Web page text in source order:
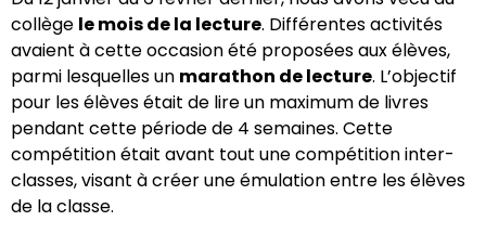
collège le mois de la lecture. Différentes activités
avaient à cette occasion été proposées aux élèves,
parmi lesquelles un marathon de lecture. L’objectif
pour les élèves était de lire un maximum de livres
pendant cette période de 4 semaines. Cette
compétition était avant tout une compétition inter-
classes, visant à créer une émulation entre les élèves
de la classe.